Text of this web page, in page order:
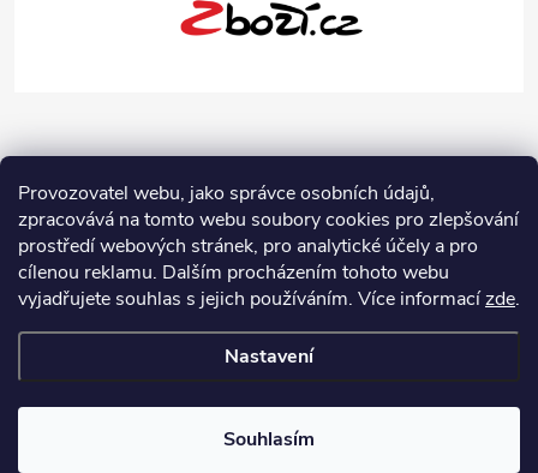
Provozovatel webu, jako správce osobních údajů,
zpracovává na tomto webu soubory cookies pro zlepšování
prostředí webových stránek, pro analytické účely a pro
cílenou reklamu. Dalším procházením tohoto webu
vyjadřujete souhlas s jejich používáním. Více informacízde.
Nastavení
Souhlasím
nastavení cookies